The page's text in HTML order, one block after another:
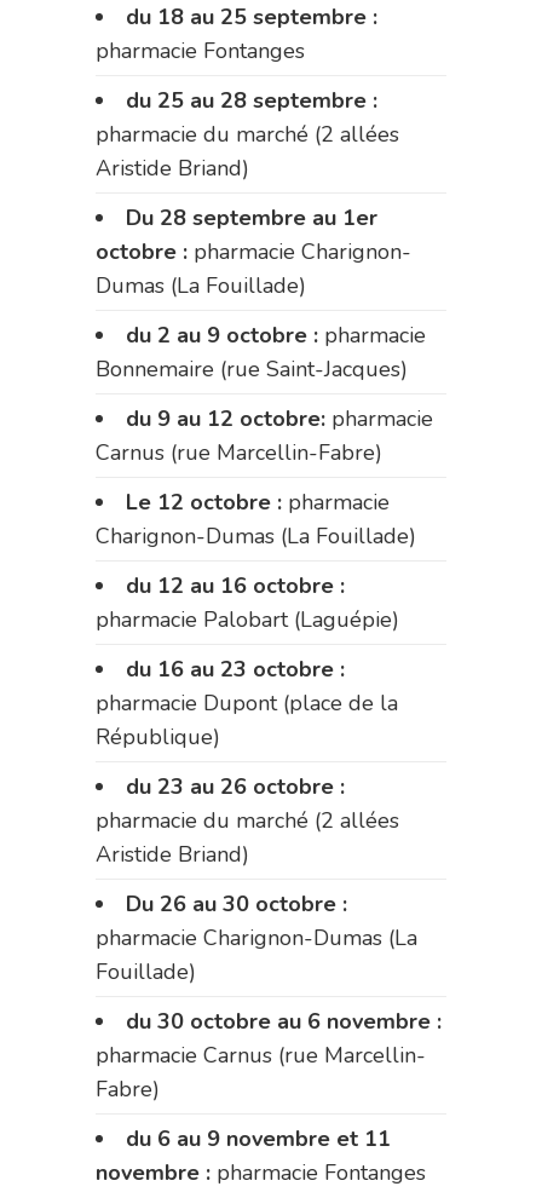
du 18 au 25 septembre :
pharmacie Fontanges
du 25 au 28 septembre :
pharmacie du marché (2 allées
Aristide Briand)
Du 28 septembre au 1er
octobre : pharmacie Charignon-
Dumas (La Fouillade)
du 2 au 9 octobre : pharmacie
Bonnemaire (rue Saint-Jacques)
du 9 au 12 octobre: pharmacie
Carnus (rue Marcellin-Fabre)
Le 12 octobre : pharmacie
Charignon-Dumas (La Fouillade)
du 12 au 16 octobre :
pharmacie Palobart (Laguépie)
du 16 au 23 octobre :
pharmacie Dupont (place de la
République)
du 23 au 26 octobre :
pharmacie du marché (2 allées
Aristide Briand)
Du 26 au 30 octobre :
pharmacie Charignon-Dumas (La
Fouillade)
du 30 octobre au 6 novembre :
pharmacie Carnus (rue Marcellin-
Fabre)
du 6 au 9 novembre et 11
novembre : pharmacie Fontanges